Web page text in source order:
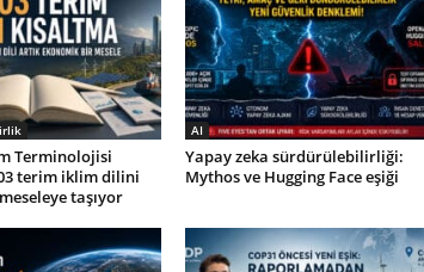
Terminolojisi
terim iklim dilini
taşıyor
AI
Yapay zeka sürdürülebilirliği:
Mythos ve Hugging Face eşiği